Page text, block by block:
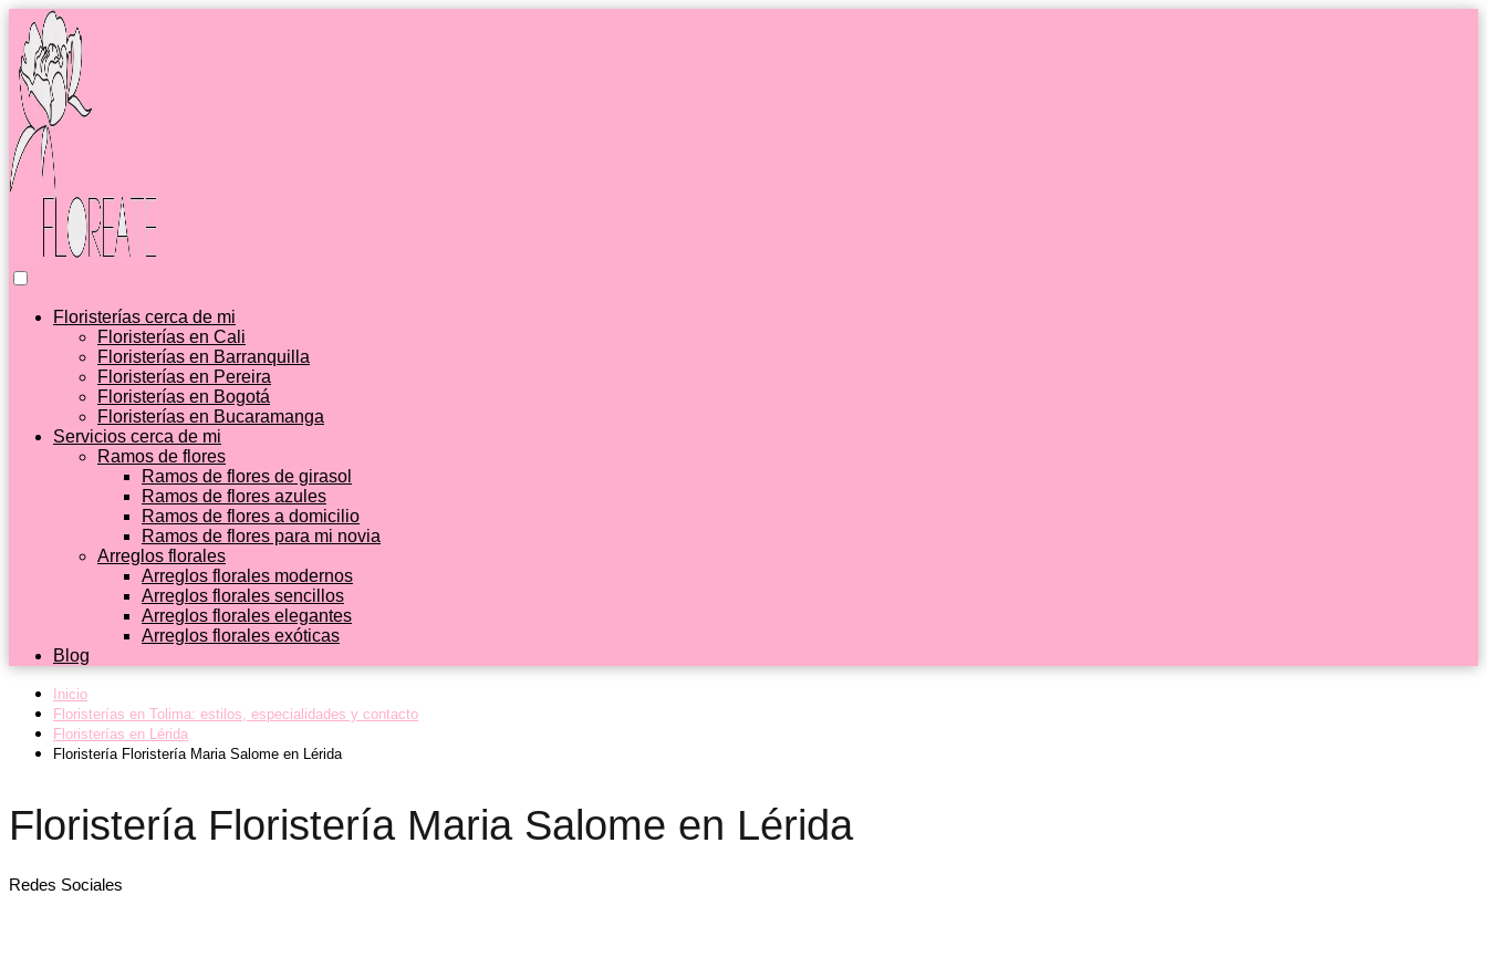
Floristerías cerca de mi
Floristerías en Cali
Floristerías en Barranquilla
Floristerías en Pereira
Floristerías en Bogotá
Floristerías en Bucaramanga
Servicios cerca de mi
Ramos de flores
Ramos de flores de girasol
Ramos de flores azules
Ramos de flores a domicilio
Ramos de flores para mi novia
Arreglos florales
Arreglos florales modernos
Arreglos florales sencillos
Arreglos florales elegantes
Arreglos florales exóticas
Blog
Inicio
Floristerías en Tolima: estilos, especialidades y contacto
Floristerías en Lérida
Floristería Floristería Maria Salome en Lérida
Floristería Floristería Maria Salome en Lérida
Redes Sociales